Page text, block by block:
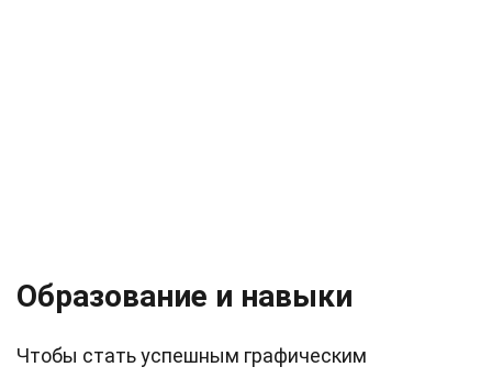
Образование и навыки
Чтобы стать успешным графическим